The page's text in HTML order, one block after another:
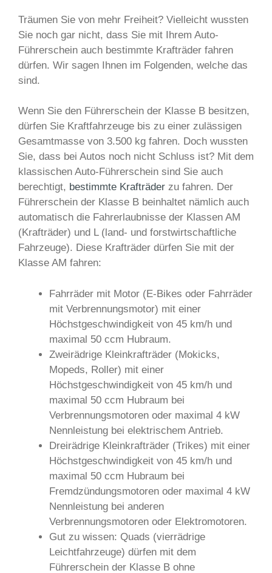
Träumen Sie von mehr Freiheit? Vielleicht wussten
Sie noch gar nicht, dass Sie mit Ihrem Auto-
Führerschein auch bestimmte Krafträder fahren
dürfen. Wir sagen Ihnen im Folgenden, welche das
sind.
Wenn Sie den Führerschein der Klasse B besitzen,
dürfen Sie Kraftfahrzeuge bis zu einer zulässigen
Gesamtmasse von 3.500 kg fahren. Doch wussten
Sie, dass bei Autos noch nicht Schluss ist? Mit dem
klassischen Auto-Führerschein sind Sie auch
berechtigt, bestimmte Krafträder zu fahren. Der
Führerschein der Klasse B beinhaltet nämlich auch
automatisch die Fahrerlaubnisse der Klassen AM
(Krafträder) und L (land- und forstwirtschaftliche
Fahrzeuge). Diese Krafträder dürfen Sie mit der
Klasse AM fahren:
Fahrräder mit Motor (E-Bikes oder Fahrräder
mit Verbrennungsmotor) mit einer
Höchstgeschwindigkeit von 45 km/h und
maximal 50 ccm Hubraum.
Zweirädrige Kleinkrafträder (Mokicks,
Mopeds, Roller) mit einer
Höchstgeschwindigkeit von 45 km/h und
maximal 50 ccm Hubraum bei
Verbrennungsmotoren oder maximal 4 kW
Nennleistung bei elektrischem Antrieb.
Dreirädrige Kleinkrafträder (Trikes) mit einer
Höchstgeschwindigkeit von 45 km/h und
maximal 50 ccm Hubraum bei
Fremdzündungsmotoren oder maximal 4 kW
Nennleistung bei anderen
Verbrennungsmotoren oder Elektromotoren.
Gut zu wissen: Quads (vierrädrige
Leichtfahrzeuge) dürfen mit dem
Führerschein der Klasse B ohne